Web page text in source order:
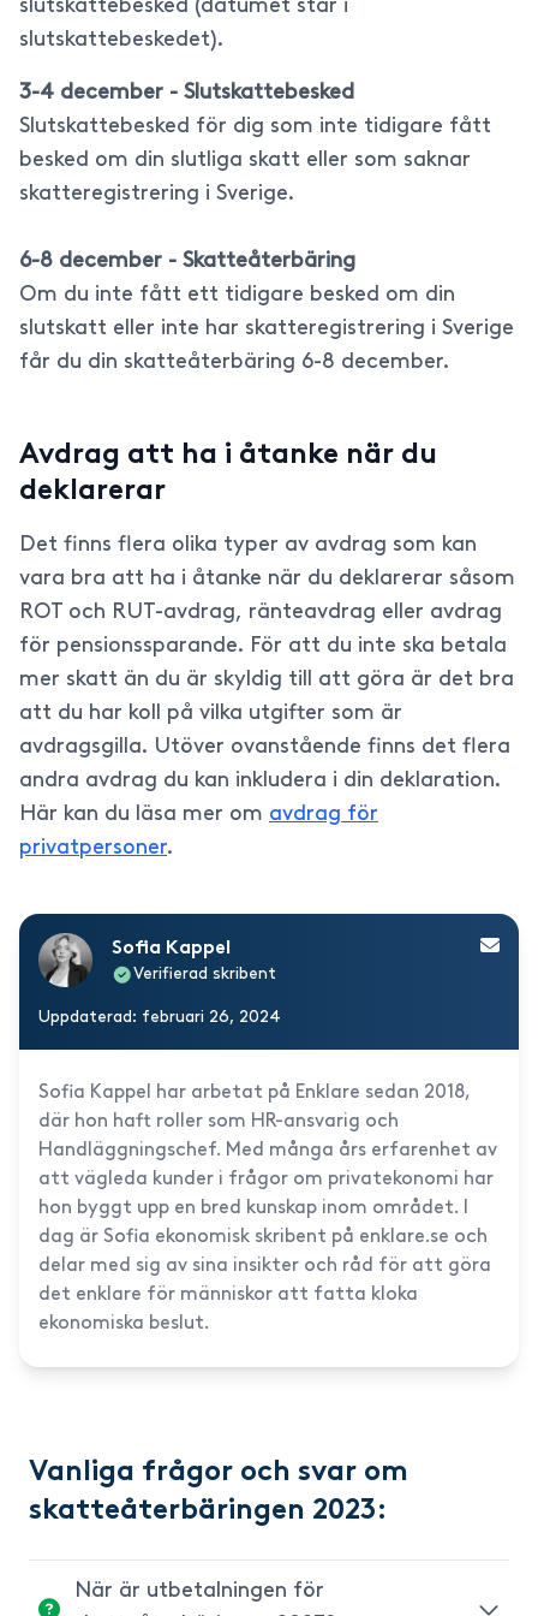
slutskattebesked (datumet står i
slutskattebeskedet).
3-4 december - Slutskattebesked
Slutskattebesked för dig som inte tidigare fått
besked om din slutliga skatt eller som saknar
skatteregistrering i Sverige.
6-8 december - Skatteåterbäring
Om du inte fått ett tidigare besked om din
slutskatt eller inte har skatteregistrering i Sverige
får du din skatteåterbäring 6-8 december.
Avdrag att ha i åtanke när du
deklarerar
Det finns flera olika typer av avdrag som kan
vara bra att ha i åtanke när du deklarerar såsom
ROT och RUT-avdrag, ränteavdrag eller avdrag
för pensionssparande. För att du inte ska betala
mer skatt än du är skyldig till att göra är det bra
att du har koll på vilka utgifter som är
avdragsgilla. Utöver ovanstående finns det flera
andra avdrag du kan inkludera i din deklaration.
Här kan du läsa mer om avdrag för
privatpersoner.
Sofia Kappel
Verifierad skribent
Uppdaterad: februari 26, 2024
Sofia Kappel har arbetat på Enklare sedan 2018,
där hon haft roller som HR-ansvarig och
Handläggningschef. Med många års erfarenhet av
att vägleda kunder i frågor om privatekonomi har
hon byggt upp en bred kunskap inom området. I
dag är Sofia ekonomisk skribent på enklare.se och
delar med sig av sina insikter och råd för att göra
det enklare för människor att fatta kloka
ekonomiska beslut.
Vanliga frågor och svar om
skatteåterbäringen 2023:
När är utbetalningen för